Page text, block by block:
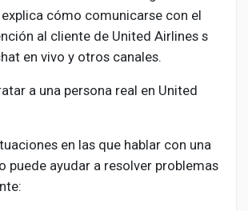
cómo comunicarse con el
al cliente de United Airlines s
en vivo y otros canales.
a una persona real en United
en las que hablar con una
puede ayudar a resolver problemas